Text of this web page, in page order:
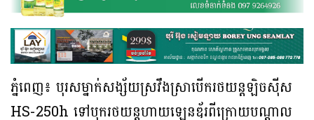
ភ្នំពេញ៖ បុរសម្នាក់សង្ស័យស្រវឹងស្រាបើករថយន្តឡិចស៊ីស
HS-250h ទៅបុករថយន្តហាយឡេនឌ័រពីក្រោយបណ្តាល